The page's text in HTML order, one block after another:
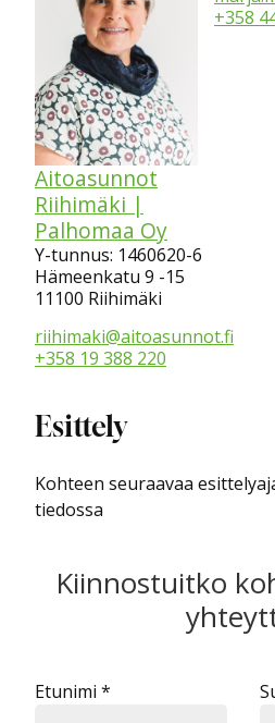
+358
Aitoasunnot
Riihimäki |
Palhomaa Oy
Y-tunnus: 1460620-6
Hämeenkatu 9 -15
11100 Riihimäki
riihimaki@aitoasunnot.fi
+358 19 388 220
Esittely
Kohteen seuraavaa
tiedossa
Kiinnostuitko
Etunimi *